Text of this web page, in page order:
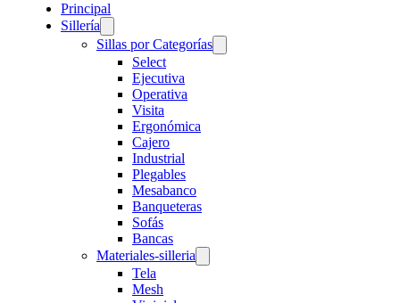
Principal
Sillería
Sillas por Categorías
Select
Ejecutiva
Operativa
Visita
Ergonómica
Cajero
Industrial
Plegables
Mesabanco
Banqueteras
Sofás
Bancas
Materiales-silleria
Tela
Mesh